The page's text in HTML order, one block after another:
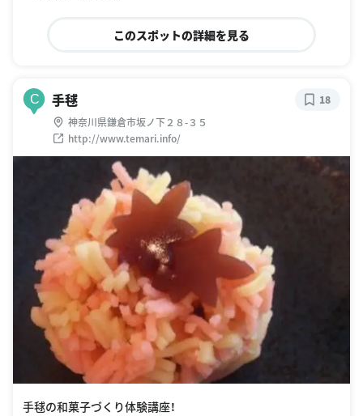
このスポットの詳細を見る
C 手毬
神奈川県鎌倉市坂ノ下２８-３５
http://www.temari.info/
18
手毬の和菓子づくり体験講座！